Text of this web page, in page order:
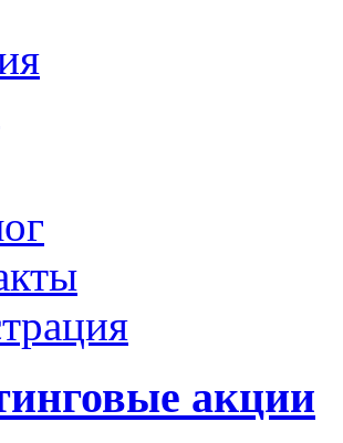
акции